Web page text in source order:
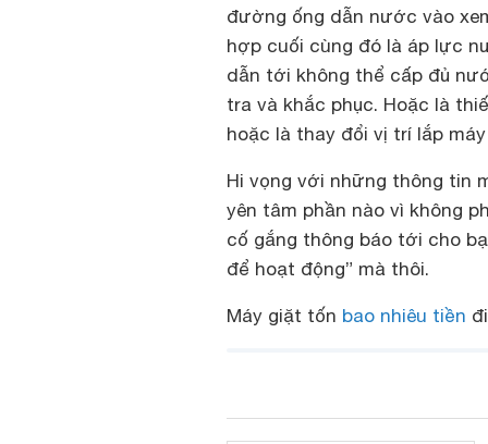
đường ống dẫn nước vào
hợp cuối cùng đó là áp lực
dẫn tới không thể cấp đủ
tra và khắc phục. Hoặc là
hoặc là thay đổi vị trí lắp
Hi vọng với những thông tin
yên tâm phần nào vì không
cố gắng thông báo tới cho
để hoạt động” mà thôi.
Máy giặt tốn bao nhiêu tiền